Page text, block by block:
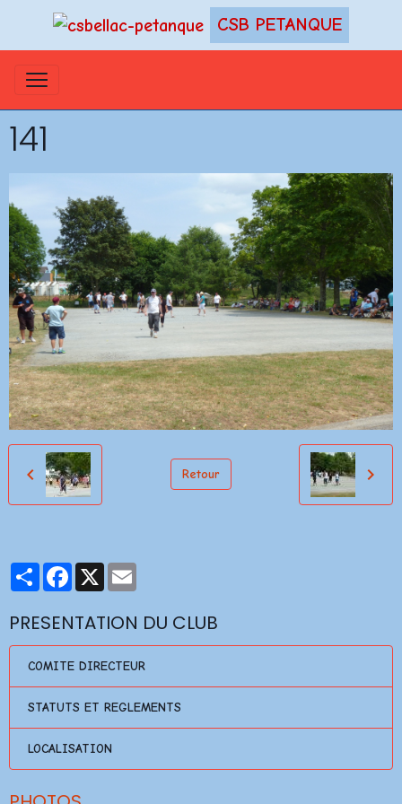
CSB PETANQUE
141
Retour
PartagerFacebook
X
PRESENTATION DU CLUB
COMITE DIRECTEUR
STATUTS ET REGLEMENTS
LOCALISATION